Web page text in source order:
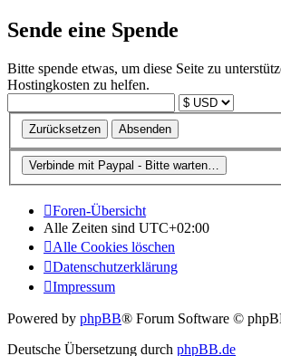
Sende eine Spende
Bitte spende etwas, um diese Seite zu
Hostingkosten zu helfen.
Foren-Übersicht
Alle Zeiten sind UTC+02:00
Alle Cookies löschen
Datenschutzerklärung
Impressum
Powered by phpBB® Forum Software ©
Deutsche Übersetzung durch phpBB.de